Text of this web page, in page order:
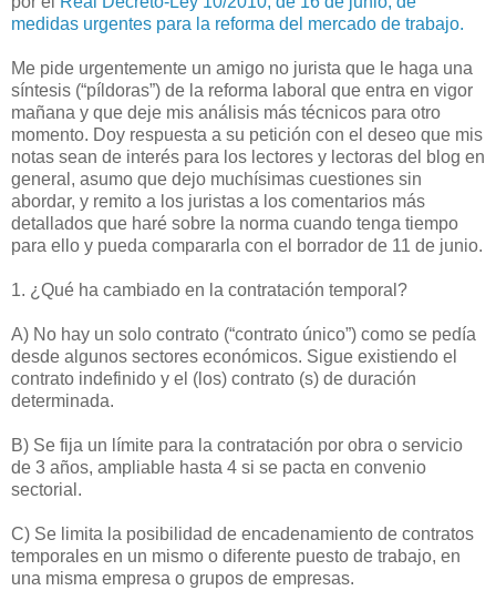
medidas urgentes para la reforma del mercado de trabajo.
Me pide urgentemente un amigo no jurista que le haga una
síntesis (“píldoras”) de la reforma laboral que entra en vigor
mañana y que deje mis análisis más técnicos para otro
momento. Doy respuesta a su petición con el deseo que mis
notas sean de interés para los lectores y lectoras del blog en
general, asumo que dejo muchísimas cuestiones sin
abordar, y remito a los juristas a los comentarios más
detallados que haré sobre la norma cuando tenga tiempo
para ello y pueda compararla con el borrador de 11 de junio.
1. ¿Qué ha cambiado en la contratación temporal?
A) No hay un solo contrato (“contrato único”) como se pedía
desde algunos sectores económicos. Sigue existiendo el
contrato indefinido y el (los) contrato (s) de duración
determinada.
B) Se fija un límite para la contratación por obra o servicio
de 3 años, ampliable hasta 4 si se pacta en convenio
sectorial.
C) Se limita la posibilidad de encadenamiento de contratos
temporales en un mismo o diferente puesto de trabajo, en
una misma empresa o grupos de empresas.